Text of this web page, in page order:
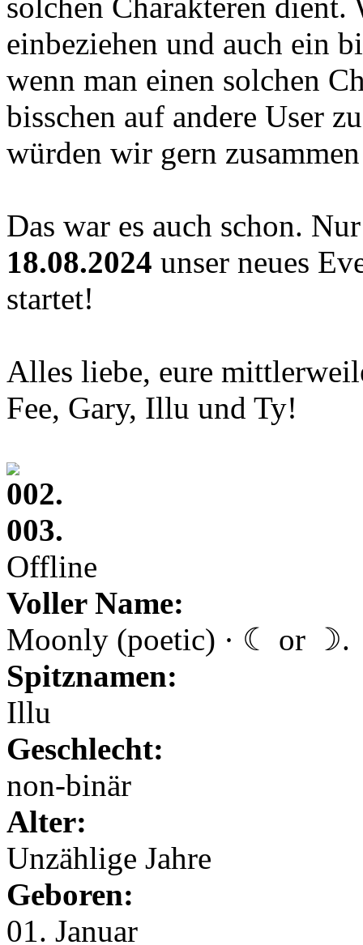
einbeziehen und auch ein
wenn man einen solchen
bisschen auf andere User
würden wir gern
Das war es auch schon.
18.08.2024 unser neues
startet!
Alles liebe, eure
Fee, Gary, Illu und Ty!
002.
003.
Offline
Voller Name:
Moonly (poetic) · ☾ or ☽.
Spitznamen:
Illu
Geschlecht:
non-binär
Alter:
Unzählige Jahre
Geboren:
01. Januar